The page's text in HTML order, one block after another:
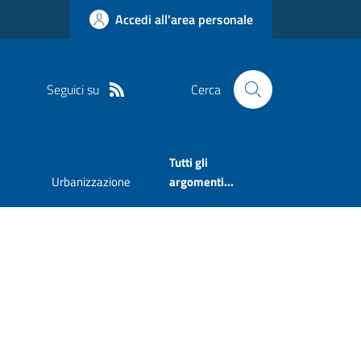
Accedi all'area personale
Seguici su Cerca
Urbanizzazione
Tutti gli
argomenti...